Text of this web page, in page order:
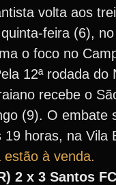
volta aos
feira (6),
o foco no
12ª rodada do
recebe o
(9). O embate
19 horas, na Vila
estão à venda.
2 x 3 Santos FC